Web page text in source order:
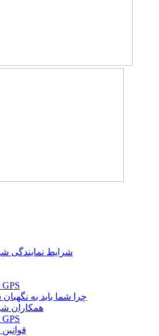
شرایط نمایندگی
تمدید اشتراک ردیاب GPS
چرا شما باید به
همکاران
تمدید اشتراک ردیاب GPS